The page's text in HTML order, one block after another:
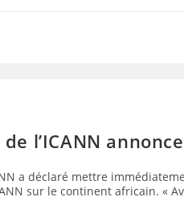
l’ICANN
a déclaré mettre
sur le continent africain. «